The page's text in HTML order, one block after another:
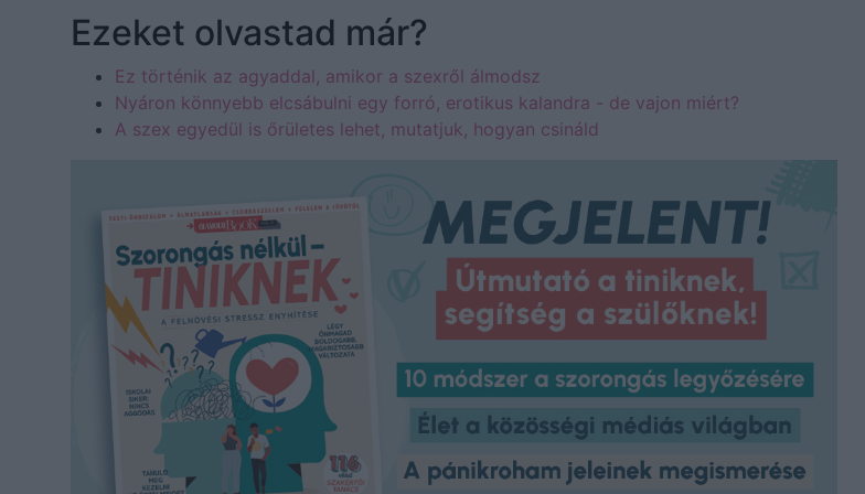
Ezeket olvastad már?
Ez történik az agyaddal, amikor a szexről álmodsz
Nyáron könnyebb elcsábulni egy forró, erotikus kalandra - de vajon miért?
A szex egyedül is őrületes lehet, mutatjuk, hogyan csináld